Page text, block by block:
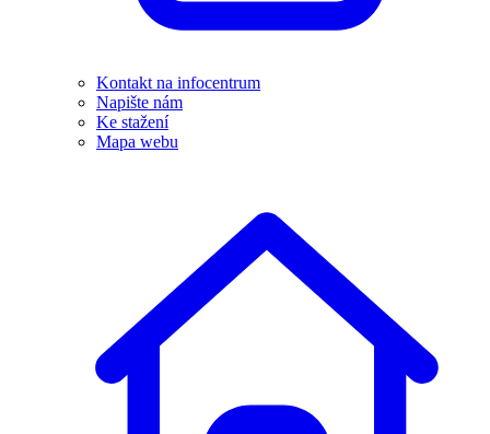
Kontakt na infocentrum
Napište nám
Ke stažení
Mapa webu